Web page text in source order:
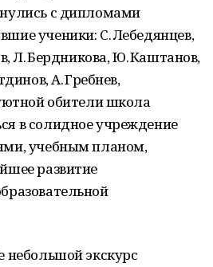
с дипломами
ученики: С. Лебедянцев,
Л. Бердникова, Ю. Каштанов,
А. Гребнев,
обители школа
в солидное учреждение
учебным планом,
развитие
небольшой экскурс